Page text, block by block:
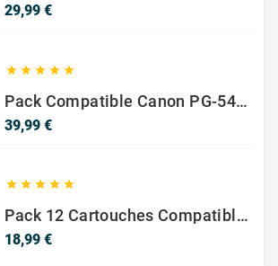
29,99 €Prix
    
Pack Compatible Canon PG-540 XL / CL-541 XL – Noir & Couleur – Haute Capacité
39,99 €Prix
    
Pack 12 Cartouches Compatible EPSON 603XL
18,99 €Prix